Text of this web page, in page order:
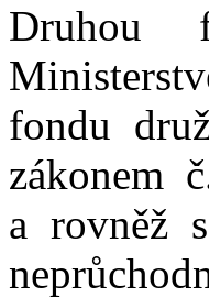
Druhou
fondu
zákonem
a rovněž